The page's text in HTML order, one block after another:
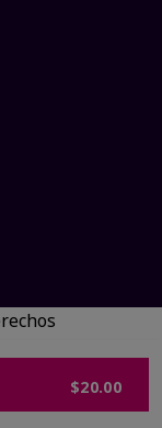
$20.00
Privacidad
Cambiar país